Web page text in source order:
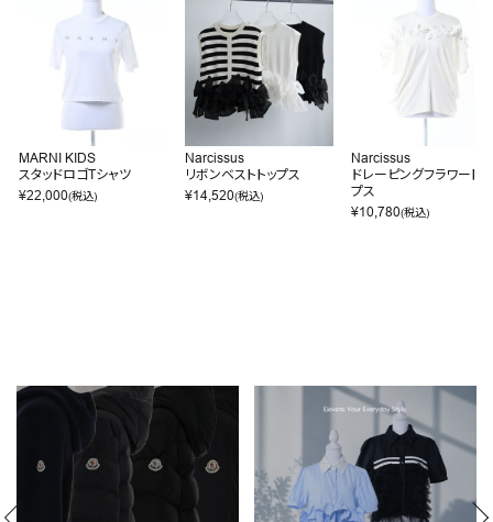
MARNI KIDS
スタッドロゴTシャツ
¥22,000(税込)
Narcissus
リボンベストトップス
¥14,520(税込)
Narcissus
ドレーピングフラワートッ
プス
¥10,780(税込)